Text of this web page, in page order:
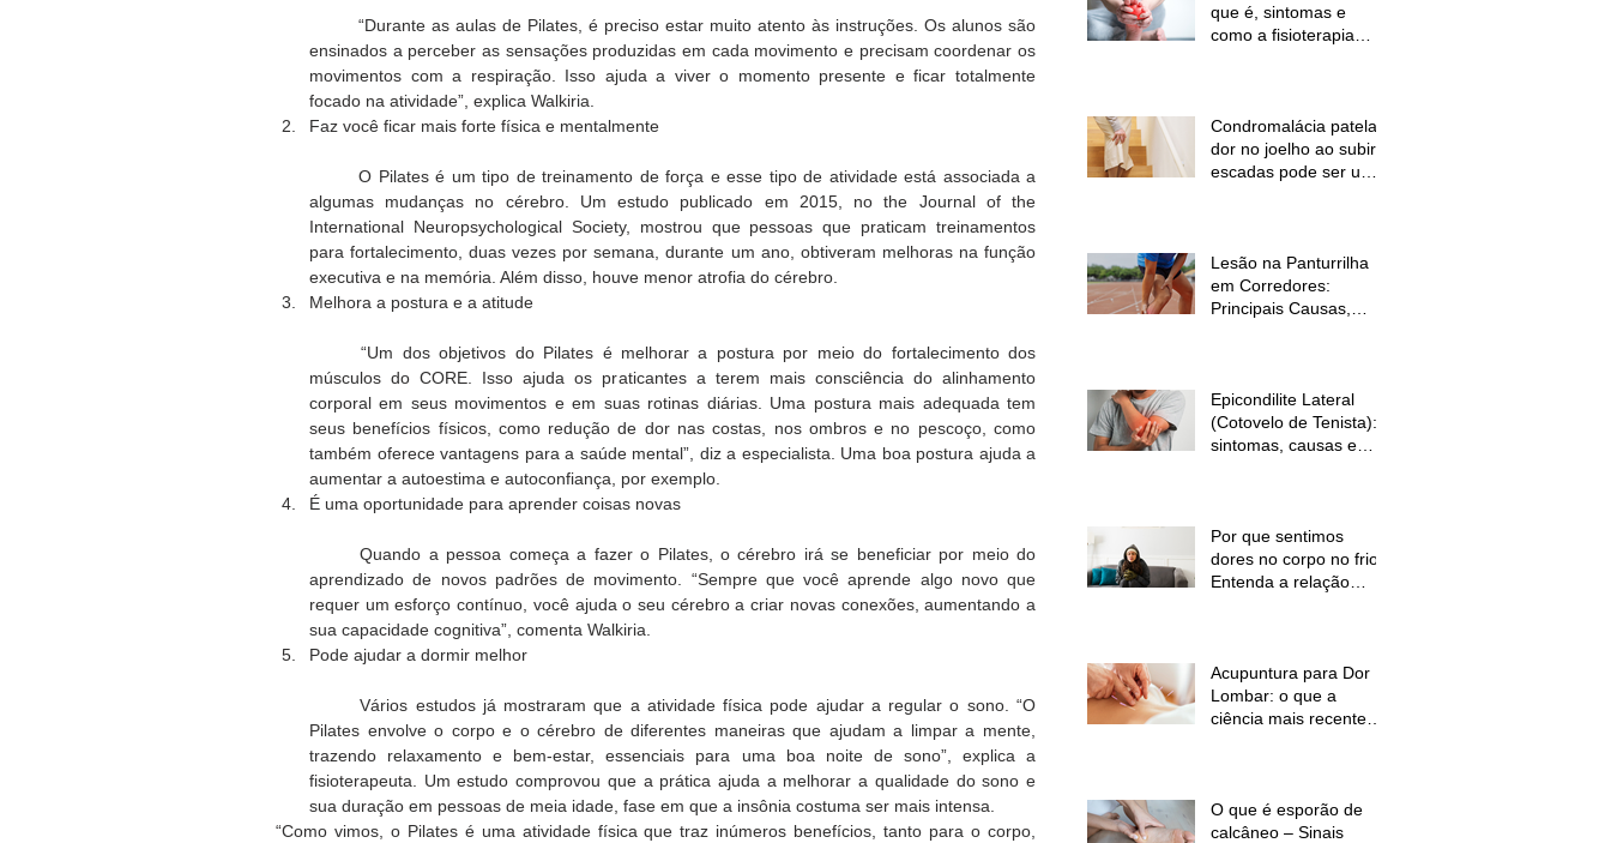
ensinados a perceber as sensações produzidas em cada movimento e precisam coordenar os
movimentos com a respiração. Isso ajuda a viver o momento presente e ficar totalmente
focado na atividade”, explica Walkiria.
Faz você ficar mais forte física e mentalmente
	O Pilates é um tipo de treinamento de força e esse tipo de atividade está associada a
algumas mudanças no cérebro. Um estudo publicado em 2015, no the Journal of the
International Neuropsychological Society, mostrou que pessoas que praticam treinamentos
para fortalecimento, duas vezes por semana, durante um ano, obtiveram melhoras na função
executiva e na memória. Além disso, houve menor atrofia do cérebro.
Melhora a postura e a atitude
	“Um dos objetivos do Pilates é melhorar a postura por meio do fortalecimento dos
músculos do CORE. Isso ajuda os praticantes a terem mais consciência do alinhamento
corporal em seus movimentos e em suas rotinas diárias. Uma postura mais adequada tem
seus benefícios físicos, como redução de dor nas costas, nos ombros e no pescoço, como
também oferece vantagens para a saúde mental”, diz a especialista. Uma boa postura ajuda a
aumentar a autoestima e autoconfiança, por exemplo.
É uma oportunidade para aprender coisas novas
	Quando a pessoa começa a fazer o Pilates, o cérebro irá se beneficiar por meio do
aprendizado de novos padrões de movimento. “Sempre que você aprende algo novo que
requer um esforço contínuo, você ajuda o seu cérebro a criar novas conexões, aumentando a
sua capacidade cognitiva”, comenta Walkiria.
Pode ajudar a dormir melhor
	Vários estudos já mostraram que a atividade física pode ajudar a regular o sono. “O
Pilates envolve o corpo e o cérebro de diferentes maneiras que ajudam a limpar a mente,
trazendo relaxamento e bem-estar, essenciais para uma boa noite de sono”, explica a
fisioterapeuta. Um estudo comprovou que a prática ajuda a melhorar a qualidade do sono e
sua duração em pessoas de meia idade, fase em que a insônia costuma ser mais intensa.
“Como vimos, o Pilates é uma atividade física que traz inúmeros benefícios, tanto para o corpo,
que é, sintomas e
como a fisioterapia
Condromalácia patelar:
dor no joelho ao subir
escadas pode ser um
Lesão na Panturrilha
em Corredores:
Principais Causas,
Epicondilite Lateral
(Cotovelo de Tenista):
sintomas, causas e
Por que sentimos
dores no corpo no frio?
Entenda a relação
Acupuntura para Dor
Lombar: o que a
ciência mais recente
O que é esporão de
calcâneo – Sinais